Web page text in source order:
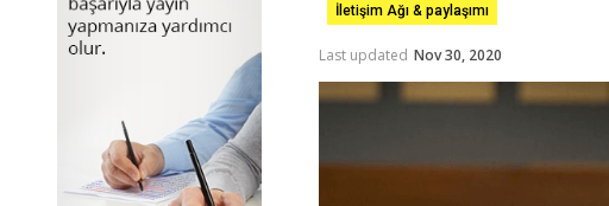
İletişim Ağı & paylaşımı
Last updated Nov 30, 2020